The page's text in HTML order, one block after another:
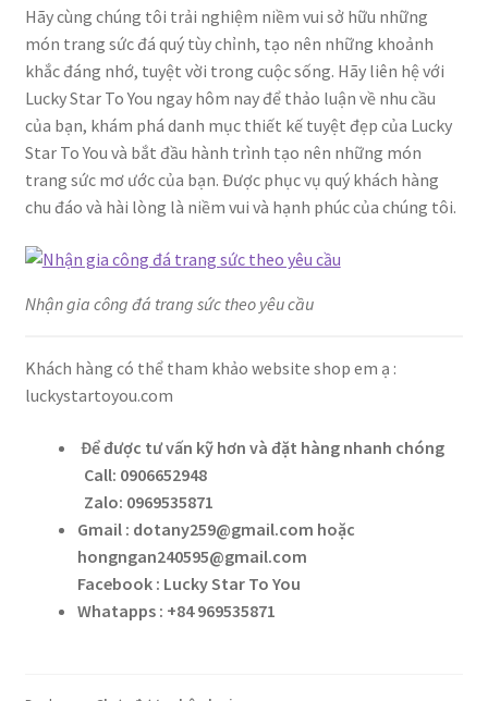
Hãy cùng chúng tôi trải nghiệm niềm vui sở hữu những
món trang sức đá quý tùy chỉnh, tạo nên những khoảnh
khắc đáng nhớ, tuyệt vời trong cuộc sống. Hãy liên hệ với
Lucky Star To You ngay hôm nay để thảo luận về nhu cầu
của bạn, khám phá danh mục thiết kế tuyệt đẹp của Lucky
Star To You và bắt đầu hành trình tạo nên những món
trang sức mơ ước của bạn. Được phục vụ quý khách hàng
chu đáo và hài lòng là niềm vui và hạnh phúc của chúng tôi.
Nhận gia công đá trang sức theo yêu cầu
Khách hàng có thể tham khảo website shop em ạ :
luckystartoyou.com
Để được tư vấn kỹ hơn và đặt hàng nhanh chóng
Call: 0906652948
Zalo: 0969535871
Gmail : dotany259@gmail.com hoặc
hongngan240595@gmail.com
Facebook : Lucky Star To You
Whatapps : +84 969535871